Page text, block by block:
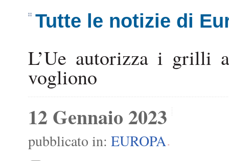
Tutte le notizie di
L’Ue autorizza i grilli
vogliono
12 Gennaio 2023
pubblicato in: EUROPA -